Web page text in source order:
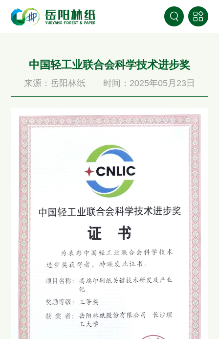
中国轻工业联合会科学技术进步奖
来源：岳阳林纸 时间：2025年05月23日